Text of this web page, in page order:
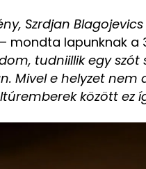
Szrdjan
mondta lapunknak a
tudniillik egy
Mivel e helyzet nem
között ez